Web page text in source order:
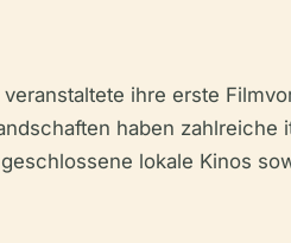
ihre erste
haben zahlreiche
lokale Kinos